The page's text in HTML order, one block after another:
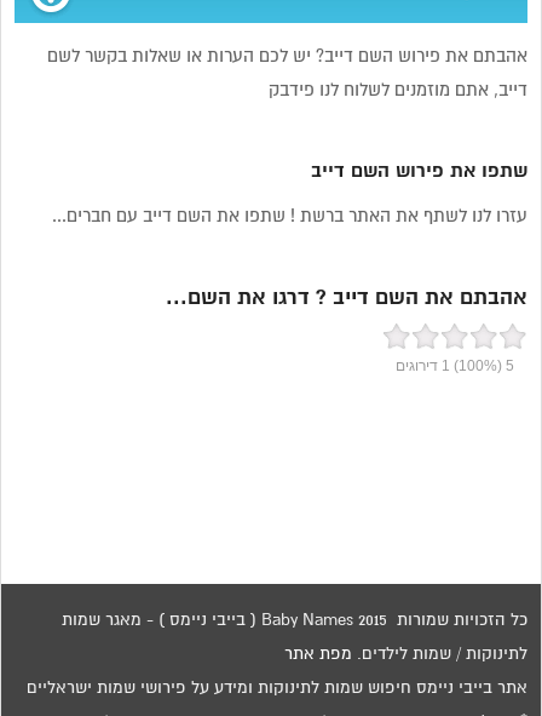
אהבתם את פירוש השם דייב? יש לכם הערות או שאלות בקשר לשם
דייב, אתם מוזמנים לשלוח לנו פידבק
שתפו את פירוש השם דייב
עזרו לנו לשתף את האתר ברשת ! שתפו את השם דייב עם חברים...
אהבתם את השם דייב ? דרגו את השם...
5
(100%)
1 דירוגים
כל הזכויות שמורות 2015 Baby Names ( בייבי ניימס ) - מאגר שמות
לתינוקות / שמות לילדים. מפת אתר
אתר בייבי ניימס חיפוש שמות לתינוקות ומידע על פירושי שמות ישראליים